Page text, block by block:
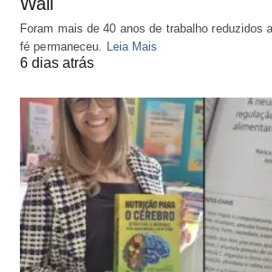
Foram mais de 40 anos de trabalho reduzidos
fé permaneceu. Leia Mais
6 dias atrás